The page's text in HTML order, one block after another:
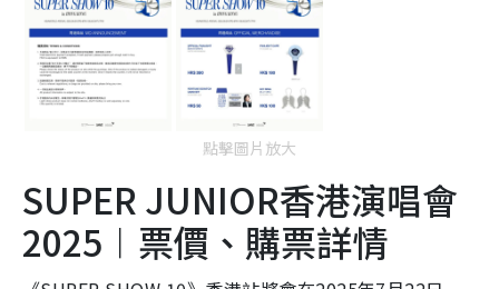
點擊圖片放大
SUPER JUNIOR香港演唱會
2025︱票價、購票詳情